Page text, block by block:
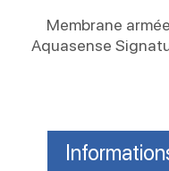
Membrane armée
Aquasense